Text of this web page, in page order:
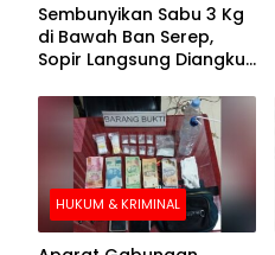
Sembunyikan Sabu 3 Kg
di Bawah Ban Serep,
Sopir Langsung Diangkut
HUKUM & KRIMINAL